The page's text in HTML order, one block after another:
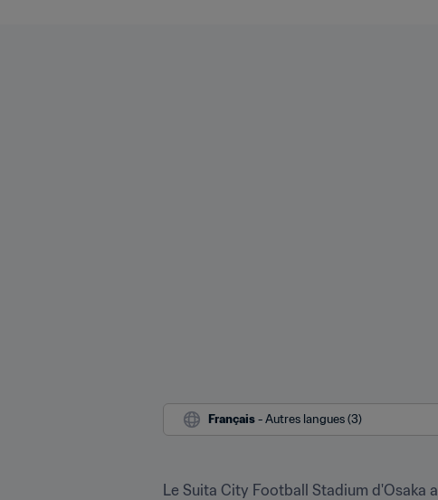
Français - Autres langues (3)
Le Suita City Football Stadium d'Osaka